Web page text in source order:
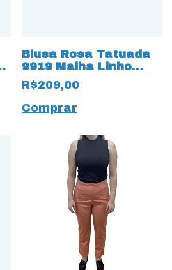
Blusa Rosa Tatuada
9919 Malha Linho
Manga Torcida
R$209,00
Comprar